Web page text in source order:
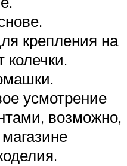
крепления на
колечки.
усмотрение
возможно,